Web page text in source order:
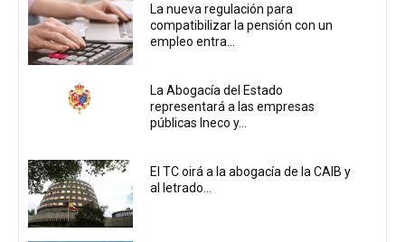
La nueva regulación para
compatibilizar la pensión con un
empleo entra...
La Abogacía del Estado
representará a las empresas
públicas Ineco y...
El TC oirá a la abogacía de la CAIB y
al letrado...